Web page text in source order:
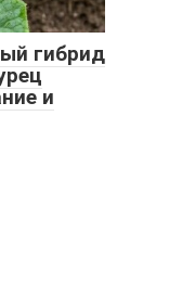
гибрид
и